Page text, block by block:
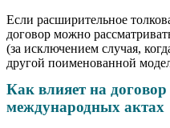
Если расширительное
договор можно
(за исключением случая,
другой поименованной
Как влияет на
международных актах